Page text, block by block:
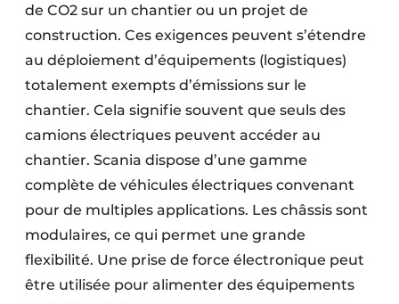
de CO2 sur un chantier ou un projet de
construction. Ces exigences peuvent s’étendre
au déploiement d’équipements (logistiques)
totalement exempts d’émissions sur le
chantier. Cela signifie souvent que seuls des
camions électriques peuvent accéder au
chantier. Scania dispose d’une gamme
complète de véhicules électriques convenant
pour de multiples applications. Les châssis sont
modulaires, ce qui permet une grande
flexibilité. Une prise de force électronique peut
être utilisée pour alimenter des équipements